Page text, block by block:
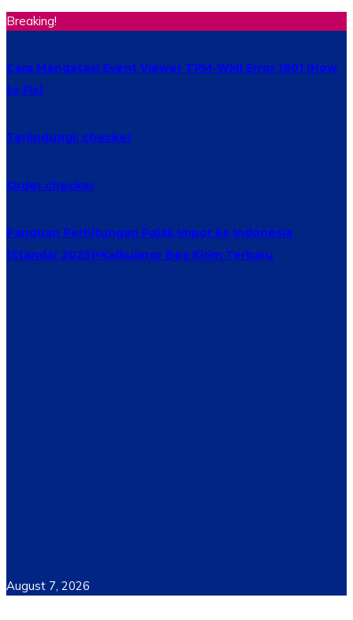
Breaking!
Cara Mengatasi Event Viewer TPM-WMI Error 1801 (How
to Fix)
Terlindungi: checker
Order checker
Panduan Perhitungan Pajak Impor ke Indonesia
(Standar 2025)+Kalkulator Bea Kirim Terbaru
August 7, 2026